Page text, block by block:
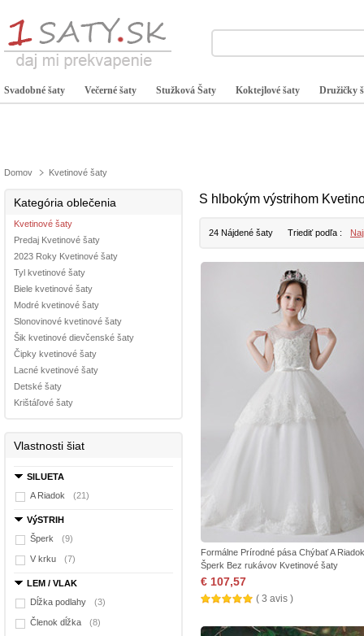
Svadobné šaty Večerné šaty Stužková Šaty Koktejlové šaty Družičky
Domov Kvetinové šaty
Kategória oblečenia
Kvetinové šaty
Predaj Kvetinové šaty
2023 Roky Kvetinové šaty
Tyl kvetinové šaty
Biele kvetinové šaty
Modré kvetinové šaty
Slonovinové kvetinové šaty
Šik kvetinové dievčenské šaty
Čipky kvetinové šaty
Lacné kvetinové šaty
Detské šaty
Krištáľové šaty
Vlastnosti šiat
SILUETA
A Riadok
(21)
VýSTRIH
Šperk
(9)
V krku (7)
LEM / VLAK
Dĺžka podlahy
(3)
Členok dĺžka (8)
S hlbokým výstrihom
24 Nájdené šaty Triediť podľa :
Formálne Prírodné pása Chýbať A Riadok
Šperk Bez rukávov Kvetinové šaty
€ 107,57
( 3 avis )